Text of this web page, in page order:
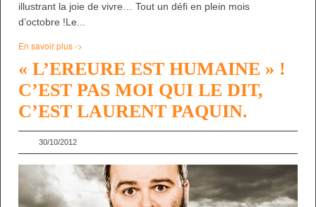
illustrant la joie de vivre… Tout un défi en plein mois
d’octobre !Le...
En savoir plus ->
« L’EREURE EST HUMAINE » !
C’EST PAS MOI QUI LE DIT,
C’EST LAURENT PAQUIN.
30/10/2012